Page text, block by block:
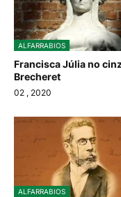
ALFARRABIOS
Francisca Júlia no
Brecheret
02 , 2020
ALFARRABIOS